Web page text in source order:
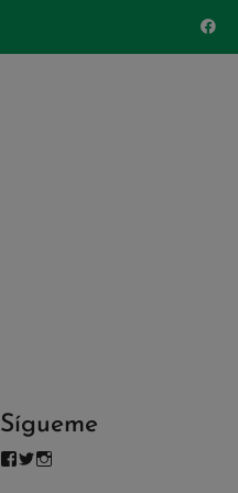
Sígueme